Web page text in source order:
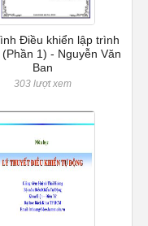
Điều khiển lập trình
1) - Nguyễn Văn
Ban
303 lượt xem